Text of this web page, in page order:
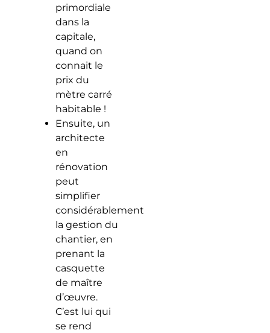
primordiale
dans la
capitale,
quand on
connait le
prix du
mètre carré
habitable !
Ensuite, un
architecte
en
rénovation
peut
simplifier
considérablement
la gestion du
chantier, en
prenant la
casquette
de maître
d’œuvre.
C’est lui qui
se rend